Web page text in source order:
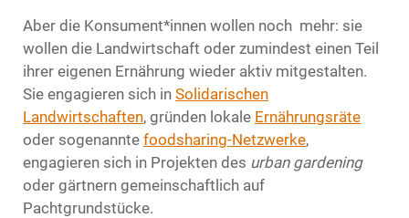
Aber die Konsument*innen wollen noch mehr: sie
wollen die Landwirtschaft oder zumindest einen Teil
ihrer eigenen Ernährung wieder aktiv mitgestalten.
Sie engagieren sich in Solidarischen
Landwirtschaften, gründen lokale Ernährungsräte
oder sogenannte foodsharing-Netzwerke,
engagieren sich in Projekten des urban gardening
oder gärtnern gemeinschaftlich auf
Pachtgrundstücke.